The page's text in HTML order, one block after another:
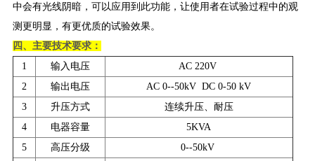
中会有光线阴暗，可以应用到此功能，让使用者在试验过程中的观
测更明显，有更优质的试验效果。
四、主要技术要求：
1
输入电压
AC 220V
2
输出电压
AC 0--50kV DC 0-50 kV
3
升压方式
连续升压、耐压
4
电器容量
5KVA
5
高压分级
0--50kV